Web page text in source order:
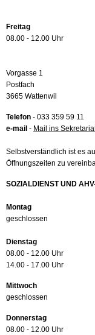
Freitag
08.00 - 12.00 Uhr
Vorgasse 1
Postfach
3665 Wattenwil
Telefon - 033 359 59 11
e-mail - Mail ins
Selbstverständlich ist es
Öffnungszeiten zu
SOZIALDIENST UND
Montag
geschlossen
Dienstag
08.00 - 12.00 Uhr
14.00 - 17.00 Uhr
Mittwoch
geschlossen
Donnerstag
08.00 - 12.00 Uhr